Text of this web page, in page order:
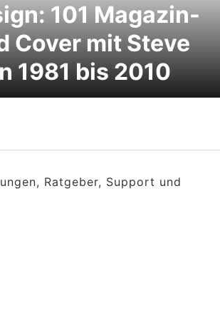
101 Magazin-
Cover mit Steve
1981 bis 2010
Ratgeber, Support und